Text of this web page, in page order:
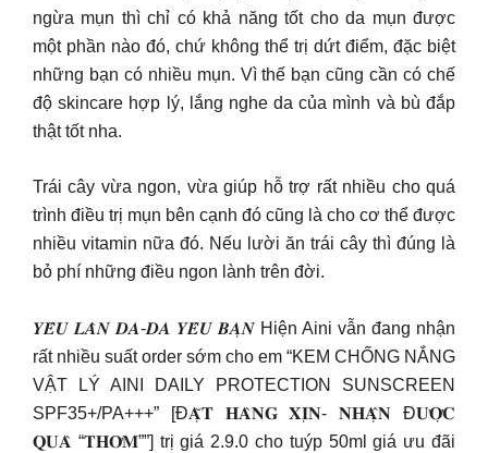
ngừa mụn thì chỉ có khả năng tốt cho da mụn được
một phần nào đó, chứ không thể trị dứt điểm, đặc biệt
những bạn có nhiều mụn. Vì thế bạn cũng cần có chế
độ skincare hợp lý, lắng nghe da của mình và bù đắp
thật tốt nha.
Trái cây vừa ngon, vừa giúp hỗ trợ rất nhiều cho quá
trình điều trị mụn bên cạnh đó cũng là cho cơ thể được
nhiều vitamin nữa đó. Nếu lười ăn trái cây thì đúng là
bỏ phí những điều ngon lành trên đời.
𝒀𝑬̂𝑼 𝑳𝑨̀𝑵 𝑫𝑨-𝑫𝑨 𝒀𝑬̂𝑼 𝑩𝑨̣𝑵 Hiện Aini vẫn đang nhận
rất nhiều suất order sớm cho em “KEM CHỐNG NẮNG
VẬT LÝ AINI DAILY PROTECTION SUNSCREEN
SPF35+/PA+++” [Đ𝐀̣̆𝐓 𝐇𝐀̀𝐍𝐆 𝐗𝐈̣𝐍- 𝐍𝐇𝐀̣̂𝐍 Đ𝐔̛𝐎̛̣𝐂
𝐐𝐔𝐀̀ “𝐓𝐇𝐎̛𝐌””] trị giá 2.9.0 cho tuýp 50ml giá ưu đãi